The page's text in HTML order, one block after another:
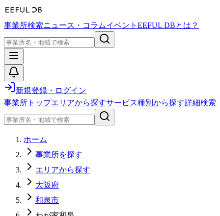
事業所検索ニュース・コラムイベント EEFUL DBとは？
新規登録・ログイン
事業所トップエリアから探すサービス種別から探す詳細検索
ホーム
事業所を探す
エリアから探す
大阪府
和泉市